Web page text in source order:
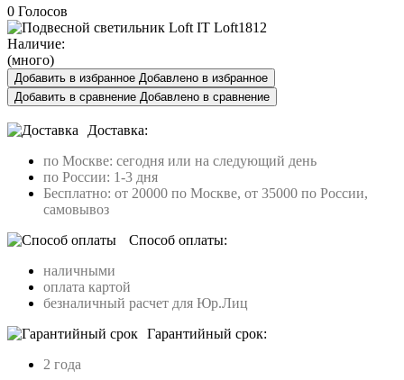
0 Голосов
Наличие:
(много)
Добавить в избранное Добавлено в избранное
Добавить в сравнение Добавлено в сравнение
Доставка:
по Москве: сегодня или на следующий день
по России: 1-3 дня
Бесплатно: от 20000 по Москве, от 35000 по России,
самовывоз
Способ оплаты:
наличными
оплата картой
безналичный расчет для Юр.Лиц
Гарантийный срок:
2 года